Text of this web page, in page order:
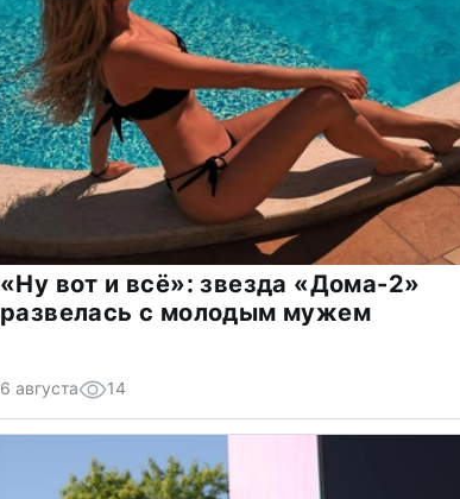
«Ну вот и всё»: звезда «Дома-2»
развелась с молодым мужем
6 августа 14